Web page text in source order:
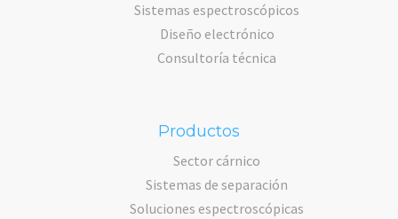
Sistemas espectroscópicos
Diseño electrónico
Consultoría técnica
Productos
Sector cárnico
Sistemas de separación
Soluciones espectroscópicas